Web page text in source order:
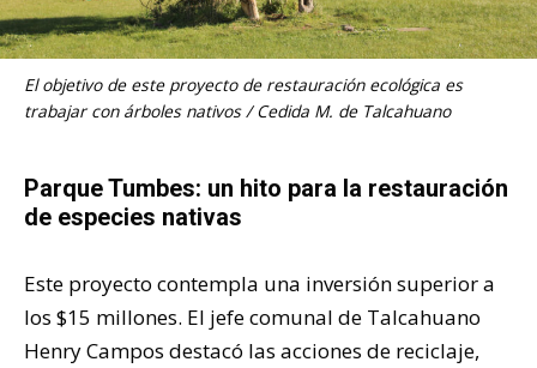
El objetivo de este proyecto de restauración ecológica es
trabajar con árboles nativos / Cedida M. de Talcahuano
Parque Tumbes: un hito para la restauración
de especies nativas
Este proyecto contempla una inversión superior a
los $15 millones. El jefe comunal de Talcahuano
Henry Campos destacó las acciones de reciclaje,